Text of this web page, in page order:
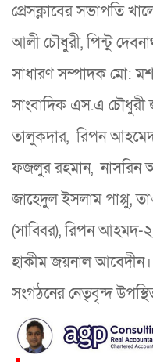
প্রেসক্লাবের সভাপতি
আলী চৌধুরী, পিন্টু
সাধারণ সম্পাদক মো:
সাংবাদিক এস.এ চৌধুরী
তালুকদার, রিপন আহমেদ,
ফজলুর রহমান, নাসরিন
জাহেদুল ইসলাম পাপ্পু,
(সাব্বির), রিপন আহমদ-
হাকীম জয়নাল
সংগঠনের নেতৃবৃন্দ